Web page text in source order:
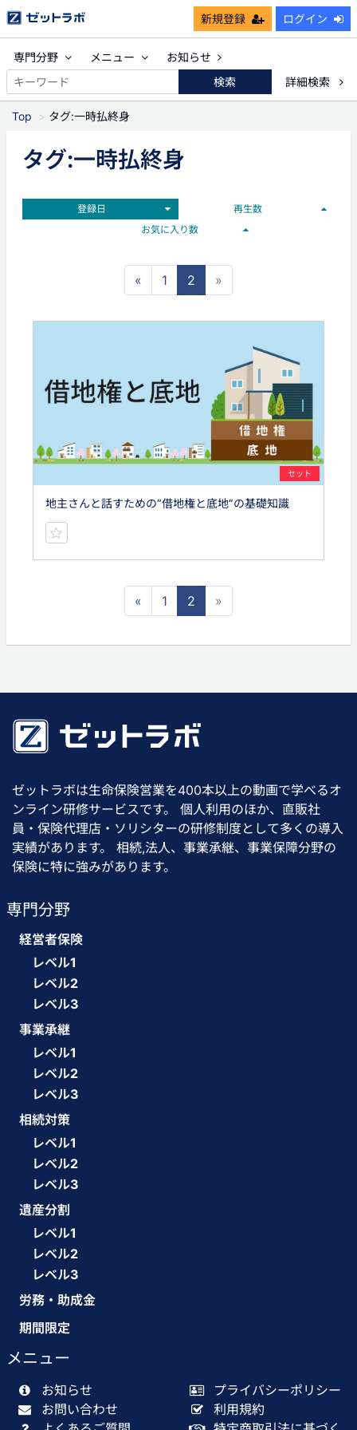
新規登録 ログイン
専門分野 メニュー
お知らせ
検索
詳細検索
Top タグ:一時払終身
タグ:一時払終身
登録日
再生数
お気に入り数
« 1 2 »
セット
地主さんと話すための”借地権と底地”の基礎知識
« 1 2 »
ゼットラボは生命保険営業を400本以上の動画で学べるオ
ンライン研修サービスです。 個人利用のほか、直販社
員・保険代理店・ソリシターの研修制度として多くの導入
実績があります。 相続,法人、事業承継、事業保障分野の
保険に特に強みがあります。
専門分野
経営者保険
レベル1
レベル2
レベル3
事業承継
レベル1
レベル2
レベル3
相続対策
レベル1
レベル2
レベル3
遺産分割
レベル1
レベル2
レベル3
労務・助成金
期間限定
メニュー
お知らせ
お問い合わせ
プライバシーポリシー
利用規約